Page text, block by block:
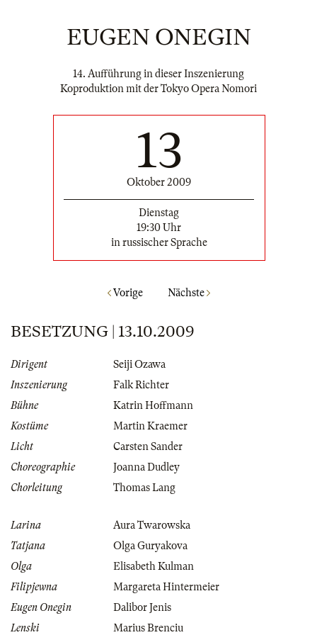
EUGEN ONEGIN
14. Aufführung in dieser Inszenierung
Koproduktion mit der Tokyo Opera Nomori
13
Oktober 2009
Dienstag
19:30 Uhr
in russischer Sprache
Vorige Nächste
BESETZUNG | 13.10.2009
Dirigent
Seiji Ozawa
Inszenierung
Falk Richter
Bühne
Katrin Hoffmann
Kostüme
Martin Kraemer
Licht
Carsten Sander
Choreographie
Joanna Dudley
Chorleitung
Thomas Lang
Larina
Aura Twarowska
Tatjana
Olga Guryakova
Olga
Elisabeth Kulman
Filipjewna
Margareta Hintermeier
Eugen Onegin
Dalibor Jenis
Lenski
Marius Brenciu